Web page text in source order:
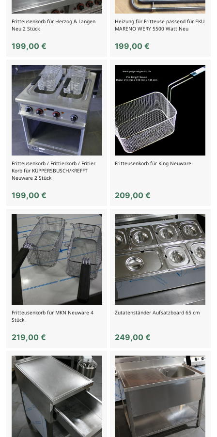
Fritteusenkorb für Herzog & Langen
Neu 2 Stück
199,00 €
Heizung für Fritteuse passend für EKU
MARENO WERY 5500 Watt Neu
199,00€
Fritteusenkorb / Frittierkorb / Fritier
Korb für KÜPPERSBUSCH/KREFFT
Neuware 2 Stück
199,00 €
Fritteusenkorb für King Neuware
209,00€
Fritteusenkorb für MKN Neuware 4
Stück
219,00 €
Zutatenständer Aufsatzboard 65 cm
249,00€